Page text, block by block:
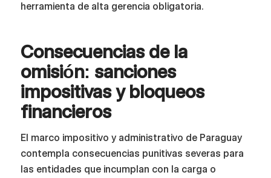
herramienta de alta gerencia obligatoria.
Consecuencias de la
omisión: sanciones
impositivas y bloqueos
financieros
El marco impositivo y administrativo de Paraguay
contempla consecuencias punitivas severas para
las entidades que incumplan con la carga o